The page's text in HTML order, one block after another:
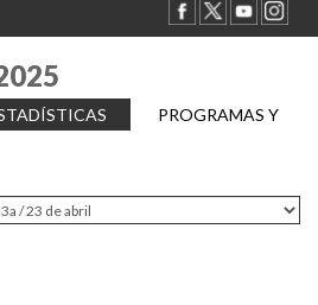
PROGRAMAS Y